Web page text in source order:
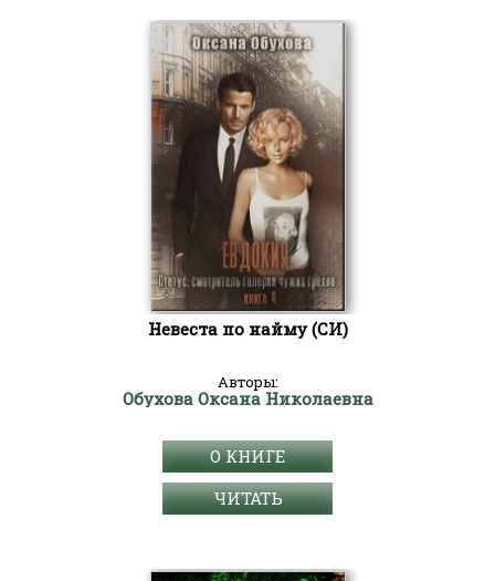
Невеста по найму (СИ)
Авторы:
Обухова Оксана Николаевна
О КНИГЕ
ЧИТАТЬ